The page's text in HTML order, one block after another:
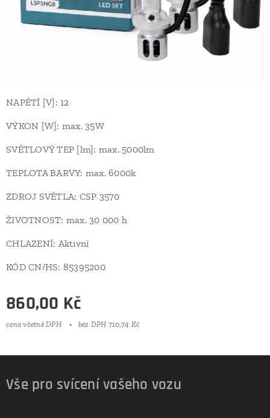
NAPĚTÍ [V]: 12
VÝKON [W]: max. 35W
SVĚTLOVÝ TEP [lm]: max. 5000lm
TEPLOTA BARVY: max. 6000k
ZDROJ SVĚTLA: CSP 3570
ŽIVOTNOST: max. 30 000 h
CHLAZENÍ: Aktivní
KÓD CN/HS: 85395200
860,00 Kč
cena včetně DPH bez DPH 710,74 Kč
Vše pro svícení vašeho vozu